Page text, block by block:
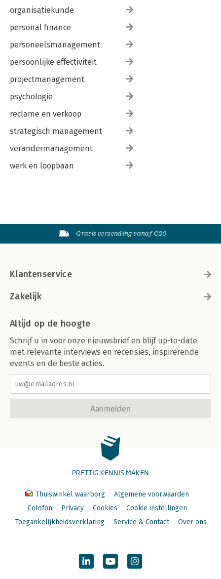
organisatiekunde
personal finance
personeelsmanagement
persoonlijke effectiviteit
projectmanagement
psychologie
reclame en verkoop
strategisch management
verandermanagement
werk en loopbaan
Gratis verzending vanaf €20
Klantenservice
Zakelijk
Altijd op de hoogte
Schrijf u in voor onze nieuwsbrief en blijf up-to-date
met relevante interviews en recensies, inspirerende
events en de beste acties.
Aanmelden
PRETTIG KENNIS MAKEN
Thuiswinkel waarborg
Algemene voorwaarden
Colofon
Privacy Cookies
Cookie instellingen
Toegankelijkheidsverklaring
Service & Contact Over ons